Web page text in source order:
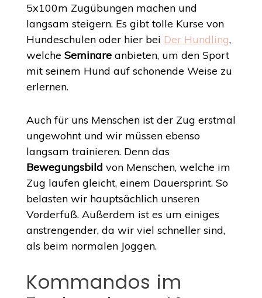
5x100m Zugübungen machen und
langsam steigern. Es gibt tolle Kurse von
Hundeschulen oder hier bei Der Hundling,
welche Seminareanbieten, um den Sport
mit seinem Hund auf schonende Weise zu
erlernen.
Auch für uns Menschen ist der Zug erstmal
ungewohnt und wir müssen ebenso
langsam trainieren. Denn das
Bewegungsbild von Menschen, welche im
Zug laufen gleicht, einem Dauersprint. So
belasten wir hauptsächlich unseren
Vorderfuß. Außerdem ist es um einiges
anstrengender, da wir viel schneller sind,
als beim normalen Joggen.
Kommandos im